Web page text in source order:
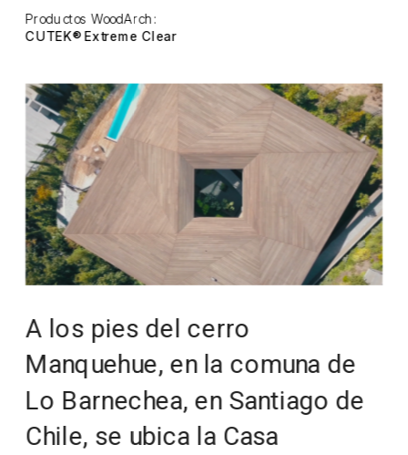
Productos WoodArch:
CUTEK® Extreme Clear
A los pies del cerro
Manquehue, en la comuna de
Lo Barnechea, en Santiago de
Chile, se ubica la Casa